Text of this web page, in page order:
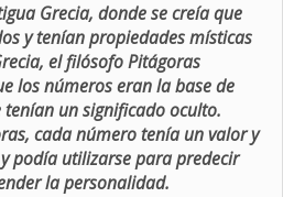
Grecia, donde se creía que
y tenían propiedades místicas
el filósofo Pitágoras
los números eran la base de
un significado oculto.
cada número tenía un valor y
podía utilizarse para predecir
la personalidad.